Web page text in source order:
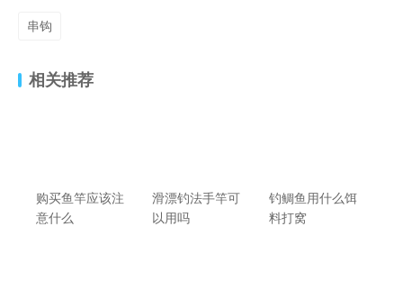
串钩
相关推荐
购买鱼竿应该注
意什么
滑漂钓法手竿可
以用吗
钓鲷鱼用什么饵
料打窝